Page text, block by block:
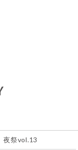
夜祭vol.13